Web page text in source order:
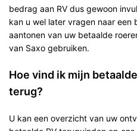
bedrag aan RV dus gewoon
kan u wel later vragen naar een
aantonen van uw betaalde
van Saxo gebruiken.
Hoe vind ik mijn
terug?
U kan een overzicht van uw